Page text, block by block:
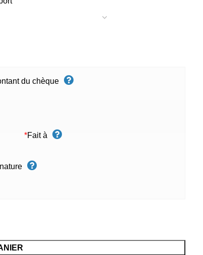
du chèque
*Fait à